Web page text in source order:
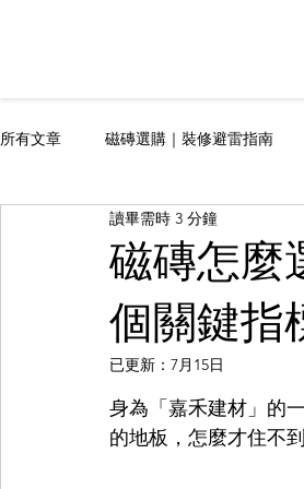
所有文章 磁磚選購｜裝修避雷指南
磁磚怎麼
個關鍵指
讀畢需時 3 分鐘
已更新： 7月15日
身為「嘉禾建材」的
的地板，怎麼才住不